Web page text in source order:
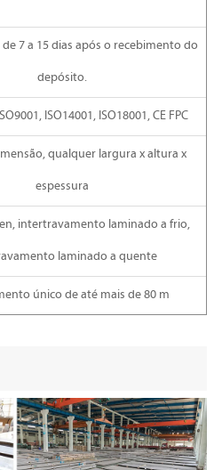
7 a 15 dias após o recebimento do
depósito.
ISO14001, ISO18001, CE FPC
qualquer largura x altura x
espessura
intertravamento laminado a frio,
laminado a quente
único de até mais de 80 m